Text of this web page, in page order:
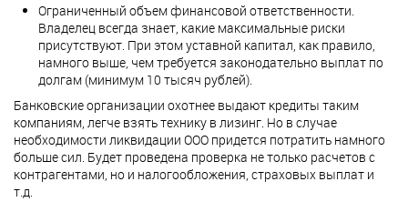
Ограниченный объем финансовой ответственности.
Владелец всегда знает, какие максимальные риски
присутствуют. При этом уставной капитал, как правило,
намного выше, чем требуется законодательно выплат по
долгам (минимум 10 тысяч рублей).
Банковские организации охотнее выдают кредиты таким
компаниям, легче взять технику в лизинг. Но в случае
необходимости ликвидации ООО придется потратить намного
больше сил. Будет проведена проверка не только расчетов с
контрагентами, но и налогообложения, страховых выплат и
т.д.